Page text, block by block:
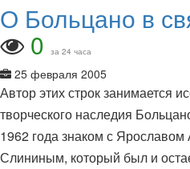
О Больцано в
0 за 24 часа
25 февраля 2005
Автор этих строк занимается
творческого наследия
1962 года знаком с
Слининым, который был и